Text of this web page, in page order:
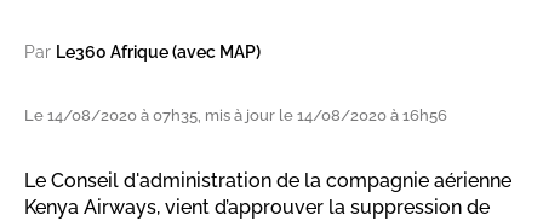
Par Le360 Afrique (avec MAP)
Le 14/08/2020 à 07h35, mis à jour le 14/08/2020 à 16h56
Le Conseil d'administration de la compagnie aérienne
Kenya Airways, vient d’approuver la suppression de